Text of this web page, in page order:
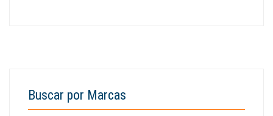
Buscar por Marcas